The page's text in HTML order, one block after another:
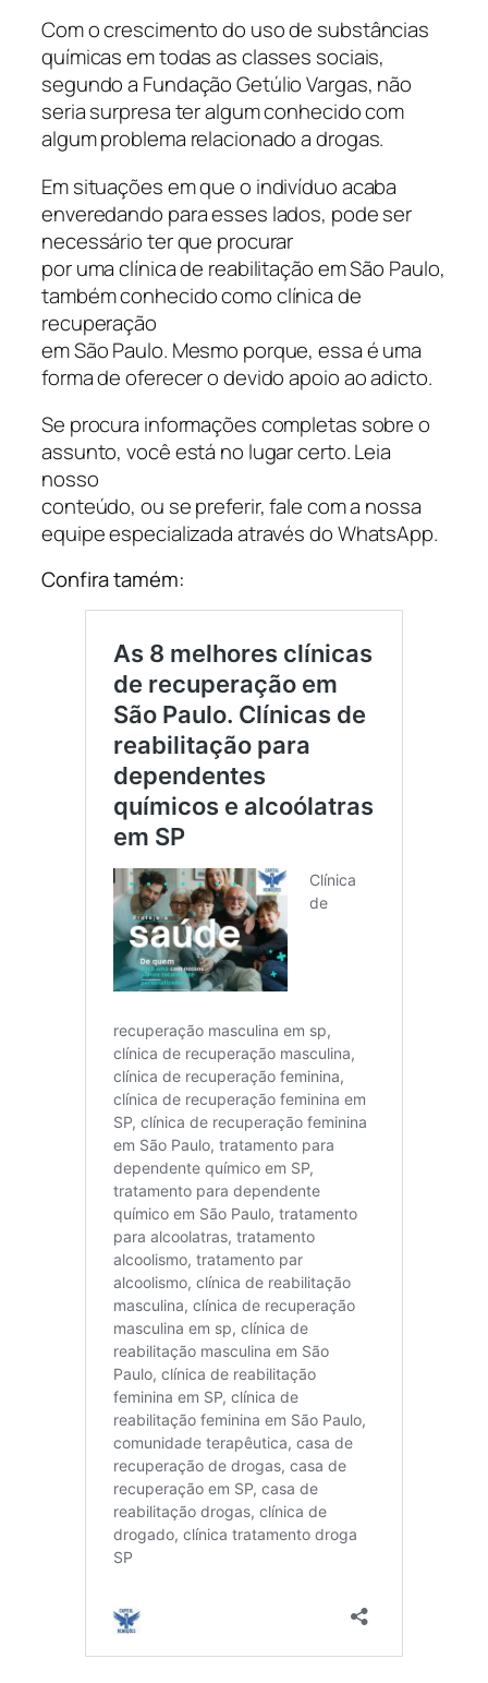
Com o crescimento do uso de substâncias
químicas em todas as classes sociais,
segundo a Fundação Getúlio Vargas, não
seria surpresa ter algum conhecido com
algum problema relacionado a drogas.
Em situações em que o indivíduo acaba
enveredando para esses lados, pode ser
necessário ter que procurar
por uma clínica de reabilitação em São Paulo,
também conhecido como clínica de
recuperação
em São Paulo. Mesmo porque, essa é uma
forma de oferecer o devido apoio ao adicto.
Se procura informações completas sobre o
assunto, você está no lugar certo. Leia
nosso
conteúdo, ou se preferir, fale com a nossa
equipe especializada através do WhatsApp.
Confira tamém: